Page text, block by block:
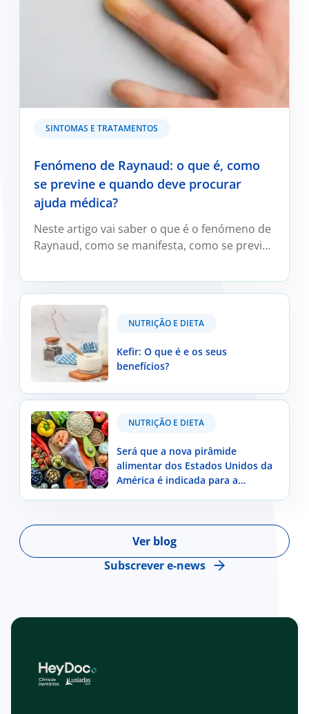
SINTOMAS E TRATAMENTOS
Fenómeno de Raynaud: o que é, como
se previne e quando deve procurar
ajuda médica?
Neste artigo vai saber o que é o fenómeno de
Raynaud, como se manifesta, como se previne
por um médico reumatologista.
quando deve procurar ajuda médica?
NUTRIÇÃO E DIETA
Kefir: O que é e os seus
benefícios?
Kefir: O que é e os seus benefícios?
NUTRIÇÃO E DIETA
Será que a nova pirâmide
alimentar dos Estados Unidos da
América é indicada para a
Será que a nova pirâmide alimentar dos Estados
Unidos da América é indicada para a população
portuguesa?
Subscrever e-news
Ver blog